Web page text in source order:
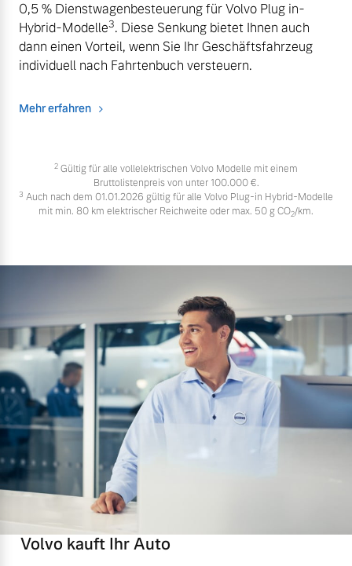
0,5 % Dienstwagenbesteuerung für Volvo Plug in-
Hybrid-Modelle3. Diese Senkung bietet Ihnen auch
dann einen Vorteil, wenn Sie Ihr Geschäftsfahrzeug
individuell nach Fahrtenbuch versteuern.
Mehr erfahren
2 Gültig für alle vollelektrischen Volvo Modelle mit einem
Bruttolistenpreis von unter 100.000 €.
3 Auch nach dem 01.01.2026 gültig für alle Volvo Plug-in Hybrid-Modelle
mit min. 80 km elektrischer Reichweite oder max. 50 g CO2/km.
Volvo kauft Ihr Auto